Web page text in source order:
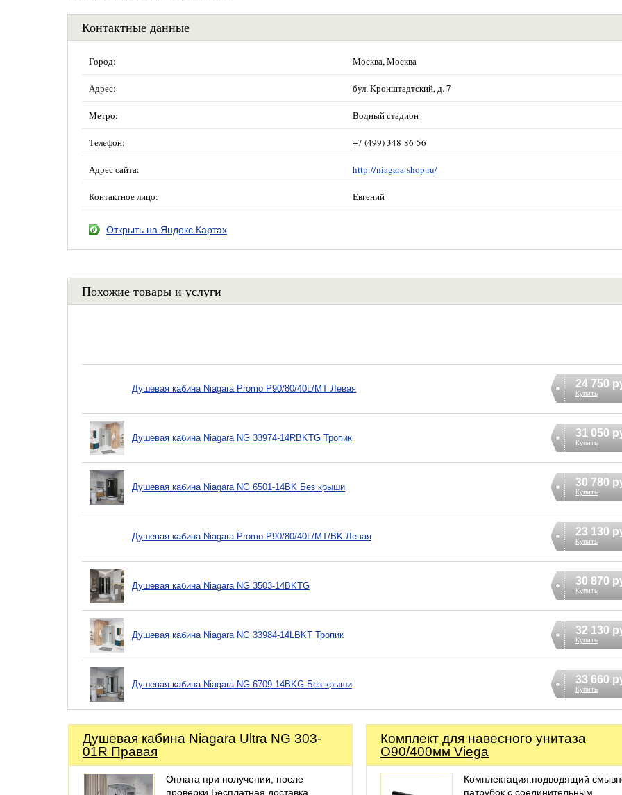
Контактные данные
Город: Москва, Москва
Адрес: бул. Кронштадтский, д. 7
Метро: Водный стадион
Телефон: +7 (499) 348-86-56
Адрес сайта: http://niagara-shop.ru/
Контактное лицо: Евгений
Открыть на Яндекс.Картах
Похожие товары и услуги
Душевая кабина Niagara Promo P90/80/40L/MT Левая 24 750
Купить
Душевая кабина Niagara NG 33974-14RBKTG Тропик 31 050
Купить
Душевая кабина Niagara NG 6501-14BK Без крыши 30 780
Купить
Душевая кабина Niagara Promo P90/80/40L/MT/BK Левая 23 130
Купить
Душевая кабина Niagara NG 3503-14BKTG 30 870
Купить
Душевая кабина Niagara NG 33984-14LBKT Тропик 32 130
Купить
Душевая кабина Niagara NG 6709-14BKG Без крыши 33 660
Купить
Душевая кабина Niagara Ultra NG 303-
01R Правая
Оплата при получении, после
проверки Бесплатная доставка
Комплект для навесного унитаза
O90/400мм Viega
Комплектация:подводящий
патрубок с соединительным